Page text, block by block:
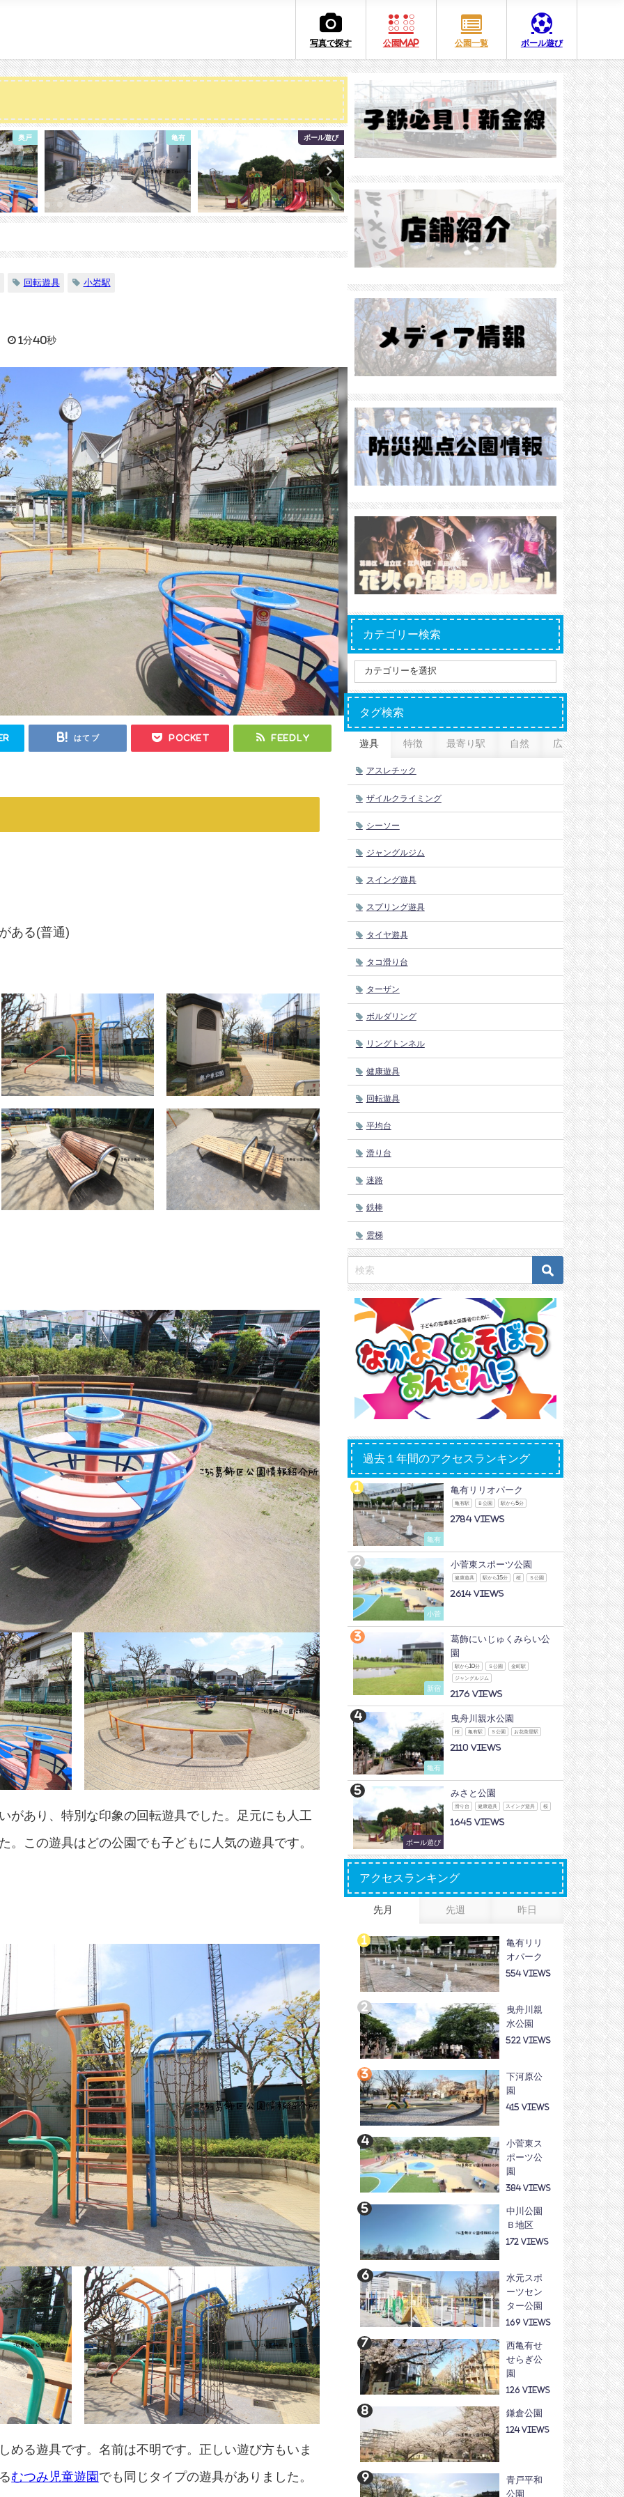
写真で探す 公園MAP 公園一覧 ボール遊び
亀有 ボール遊び 亀有 新宿
回転遊具 小岩駅
1分40秒
はてブ Pocket Feedly
ある(普通)
があり、特別な印象の回転遊具でした。足元にも人工
。この遊具はどの公園でも子どもに人気の遊具です。
める遊具です。名前は不明です。正しい遊び方もいま
むつみ児童遊園 でも同じタイプの遊具がありました。
カテゴリー検索
タグ検索
遊具 特徴 最寄り駅 自然 広さ
アスレチック
ザイルクライミング
シーソー
ジャングルジム
スイング遊具
スプリング遊具
タイヤ遊具
タコ滑り台
ターザン
ボルダリング
リングトンネル
健康遊具
回転遊具
平均台
滑り台
迷路
鉄棒
雲梯
過去１年間のアクセスランキング
亀有
亀有リリオパーク
亀有駅 Ｂ公園 駅から5分
2784
小菅
小菅東スポーツ公園
健康遊具 駅から15分 桜 Ｓ公園
2614
新宿
葛飾にいじゅくみらい公
園
駅から10分 Ｓ公園 金町駅
ジャングルジム
2176
亀有
曳舟川親水公園
桜 亀有駅 Ｓ公園 お花茶屋駅
2110
ボール遊び
みさと公園
滑り台 健康遊具 スイング遊具 桜
1645
アクセスランキング
先月 先週 昨日
亀有リリ
オパーク
554
曳舟川親
水公園
522
下河原公
園
415
小菅東ス
ポーツ公
園
384
中川公園
Ｂ地区
172
水元スポ
ーツセン
ター公園
169
西亀有せ
せらぎ公
園
126
鎌倉公園
124
青戸平和
公園